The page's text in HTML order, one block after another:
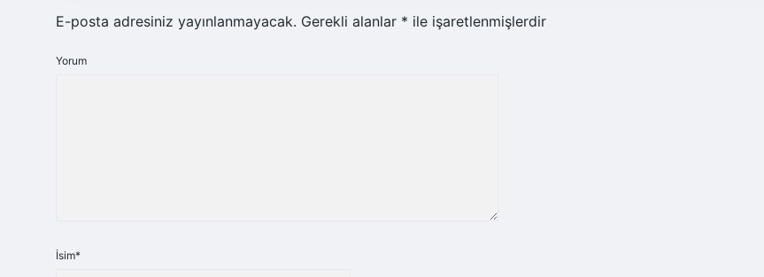
E-posta adresiniz yayınlanmayacak. Gerekli alanlar * ile işaretlenmişlerdir
Yorum
İsim*